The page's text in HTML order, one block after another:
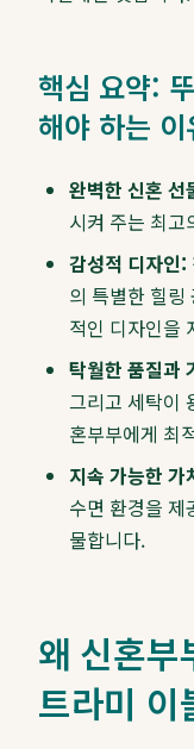
핵심 요약:
해야 하는 이
완벽한 신혼 선
시켜 주는 최고
감성적 디자인:
의 특별한 힐
적인 디자인을
탁월한 품질과
그리고 세탁이
혼부부에게 최
지속 가능한 가
수면 환경을 제
물합니다.
왜 신혼부
트라미 이